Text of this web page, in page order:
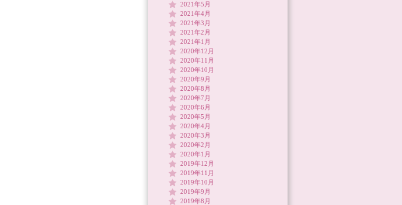
2021年5月
2021年4月
2021年3月
2021年2月
2021年1月
2020年12月
2020年11月
2020年10月
2020年9月
2020年8月
2020年7月
2020年6月
2020年5月
2020年4月
2020年3月
2020年2月
2020年1月
2019年12月
2019年11月
2019年10月
2019年9月
2019年8月